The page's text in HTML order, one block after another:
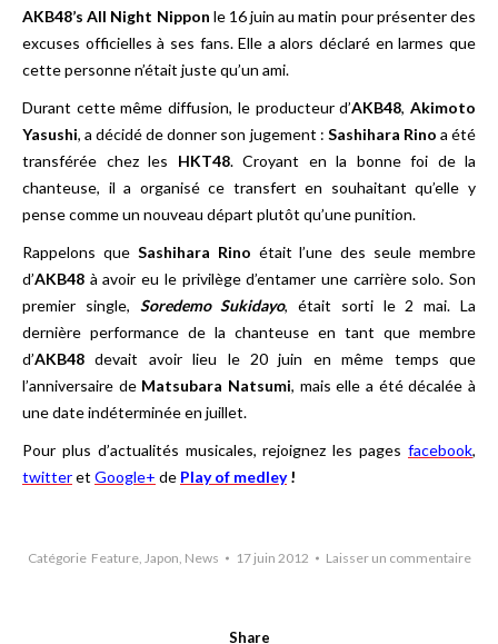
AKB48’s All Night Nippon le 16 juin au matin pour présenter des
excuses officielles à ses fans. Elle a alors déclaré en larmes que
cette personne n’était juste qu’un ami.
Durant cette même diffusion, le producteur d’AKB48,Akimoto
Yasushi, a décidé de donner son jugement : Sashihara Rino a été
transférée chez les HKT48. Croyant en la bonne foi de la
chanteuse, il a organisé ce transfert en souhaitant qu’elle y
pense comme un nouveau départ plutôt qu’une punition.
Rappelons que Sashihara Rino était l’une des seule membre
d’AKB48 à avoir eu le privilège d’entamer une carrière solo. Son
premier single, Soredemo Sukidayo, était sorti le 2 mai. La
dernière performance de la chanteuse en tant que membre
d’AKB48 devait avoir lieu le 20 juin en même temps que
l’anniversaire de Matsubara Natsumi, mais elle a été décalée à
une date indéterminée en juillet.
Pour plus d’actualités musicales, rejoignez les pages facebook,
twitteret Google+ de Play of medley!
Catégorie Feature, Japon, News 17 juin 2012 Laisser un commentaire
Share